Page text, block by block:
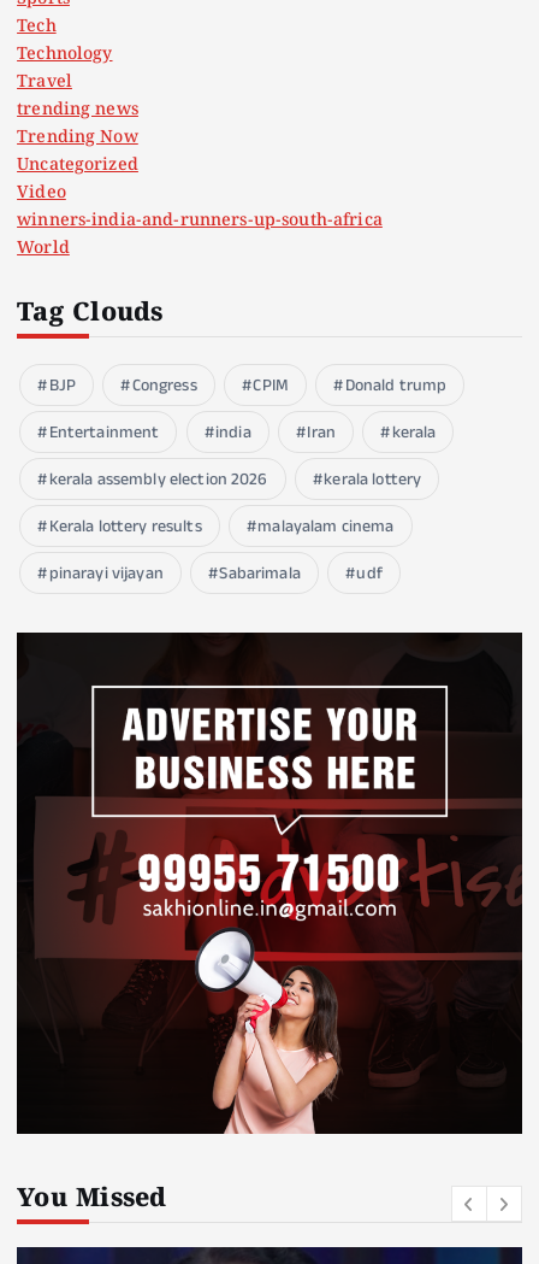
Tech
Technology
Travel
trending news
Trending Now
Uncategorized
Video
winners-india-and-runners-up-south-africa
World
Tag Clouds
BJP Congress CPIM
Donald trump
Entertainment
india Iran
kerala
kerala assembly election 2026
kerala lottery
Kerala lottery results
malayalam cinema
pinarayi vijayan
Sabarimala udf
You Missed